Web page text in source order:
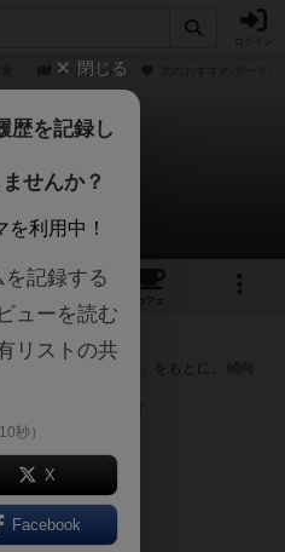
マリオット
ット
ボードゲーム
1
カフェ
おすすめ
た「プレイ感の評価」をもとに、傾向
で紹介します。
閉じる
歴を記録し
せんか？
を利用中！
記録する
ューを読む
リストの共
秒）
X
Facebook